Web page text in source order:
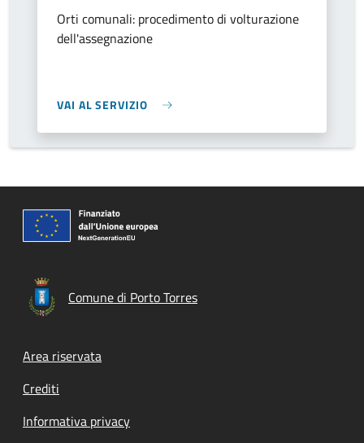
Orti comunali: procedimento di volturazione
dell'assegnazione
VAI AL SERVIZIO
Comune di Porto Torres
Footer menu
Area riservata
Crediti
Informativa privacy